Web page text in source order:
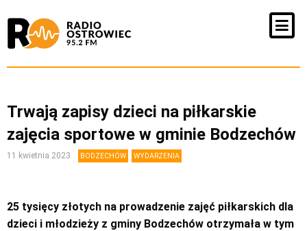
Trwają zapisy dzieci na piłkarskie
zajęcia sportowe w gminie Bodzechów
11 kwietnia 2023 BODZECHÓW WYDARZENIA
25 tysięcy złotych na prowadzenie zajęć piłkarskich dla
dzieci i młodzieży z gminy Bodzechów otrzymała w tym